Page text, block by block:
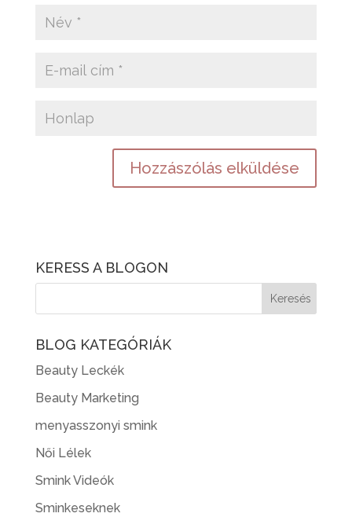
KERESS A BLOGON
BLOG KATEGÓRIÁK
Beauty Leckék
Beauty Marketing
menyasszonyi smink
Női Lélek
Smink Videók
Sminkeseknek